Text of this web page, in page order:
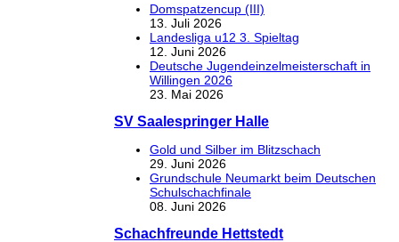
Domspatzencup (III)
13. Juli 2026
Landesliga u12 3. Spieltag
12. Juni 2026
Deutsche Jugendeinzelmeisterschaft in
Willingen 2026
23. Mai 2026
SV Saalespringer Halle
Gold und Silber im Blitzschach
29. Juni 2026
Grundschule Neumarkt beim Deutschen
Schulschachfinale
08. Juni 2026
Schachfreunde Hettstedt